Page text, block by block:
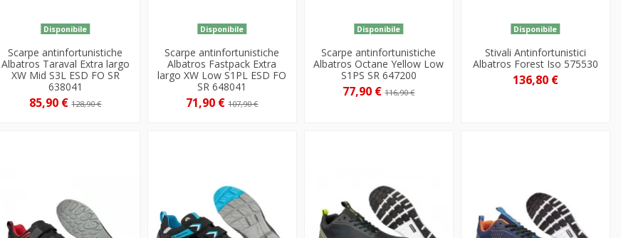
Disponibile
Scarpe antinfortunistiche
Albatros Taraval Extra largo
XW Mid S3L ESD FO SR
638041
85,90 €128,90 €
Disponibile
Scarpe antinfortunistiche
Albatros Fastpack Extra
largo XW Low S1PL ESD FO
SR 648041
71,90 €107,90 €
Disponibile
Scarpe antinfortunistiche
Albatros Octane Yellow Low
S1PS SR 647200
77,90 €116,90 €
Disponibile
Stivali Antinfortunistici
Albatros Forest Iso 575530
136,80 €